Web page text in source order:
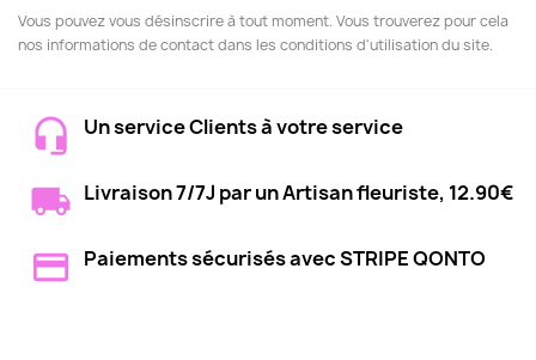
Vous pouvez vous désinscrire à tout moment. Vous trouverez pour cela
nos informations de contact dans les conditions d'utilisation du site.
Un service Clients à votre service
Livraison 7/7J par un Artisan fleuriste, 12.90€
Paiements sécurisés avec STRIPE QONTO